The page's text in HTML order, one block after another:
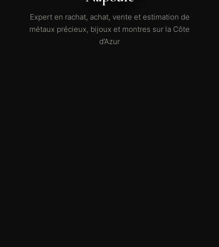
Expert en rachat, achat, vente et estimation de
métaux précieux, bijoux et montres sur la Côte
d’Azur